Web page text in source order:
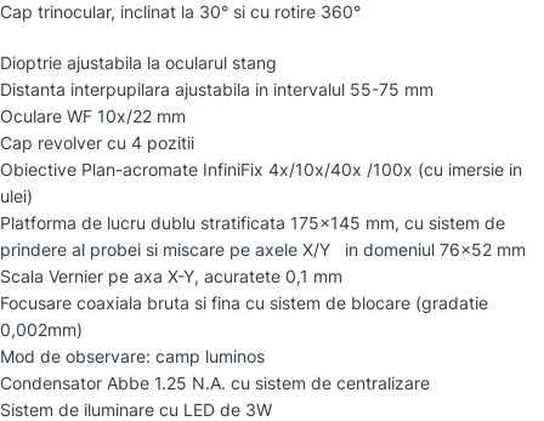
Cap trinocular, inclinat la 30° si cu rotire 360°
Dioptrie ajustabila la ocularul stang
Distanta interpupilara ajustabila in intervalul 55-75 mm
Oculare WF 10x/22 mm
Cap revolver cu 4 pozitii
Obiective Plan-acromate InfiniFix 4x/10x/40x /100x (cu imersie in
ulei)
Platforma de lucru dublu stratificata 175×145 mm, cu sistem de
prindere al probei si miscare pe axele X/Y in domeniul 76×52 mm
Scala Vernier pe axa X-Y, acuratete 0,1 mm
Focusare coaxiala bruta si fina cu sistem de blocare (gradatie
0,002mm)
Mod de observare: camp luminos
Condensator Abbe 1.25 N.A. cu sistem de centralizare
Sistem de iluminare cu LED de 3W